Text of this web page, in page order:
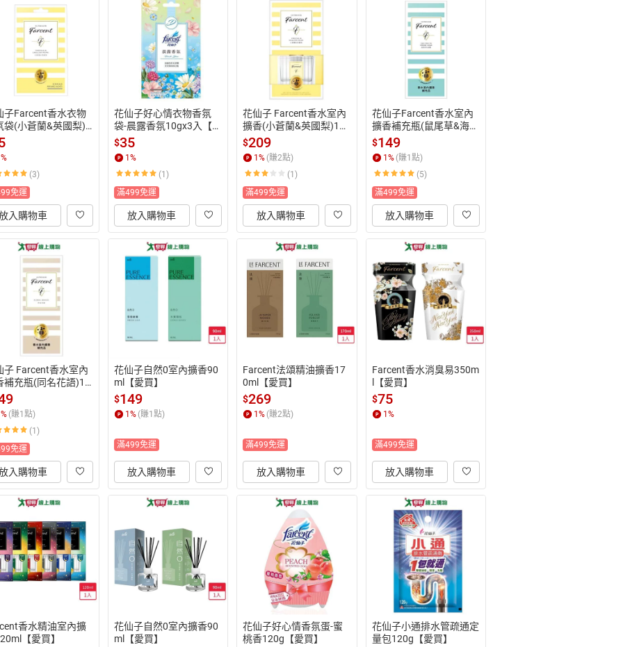
子Farcent香水衣物
袋(小蒼蘭&英國梨)3
愛買】
%
(3)
免運
入購物車
花仙子好心情衣物香氛
袋-晨露香氛10gx3入【愛
買】
$35
1%
(1)
滿499免運
放入購物車
花仙子 Farcent香水室內
擴香(小蒼蘭&英國梨)120
ml【愛買】
$209
1% (賺2點)
(1)
滿499免運
放入購物車
花仙子Farcent香水室內
擴香補充瓶(鼠尾草&海
鹽)100ml【愛買】
$149
1% (賺1點)
(5)
滿499免運
放入購物車
子 Farcent香水室內
補充瓶(同名花語)10
愛買】
% (賺1點)
(1)
免運
入購物車
花仙子自然0室內擴香90
ml【愛買】
$149
1% (賺1點)
滿499免運
放入購物車
Farcent法頌精油擴香17
0ml【愛買】
$269
1% (賺2點)
滿499免運
放入購物車
Farcent香水消臭易350m
l【愛買】
$75
1%
滿499免運
放入購物車
香水精油室內擴
【愛買】
花仙子自然0室內擴香90
ml【愛買】
花仙子好心情香氛蛋-蜜
桃香120g【愛買】
花仙子小通排水管疏通定
量包120g【愛買】